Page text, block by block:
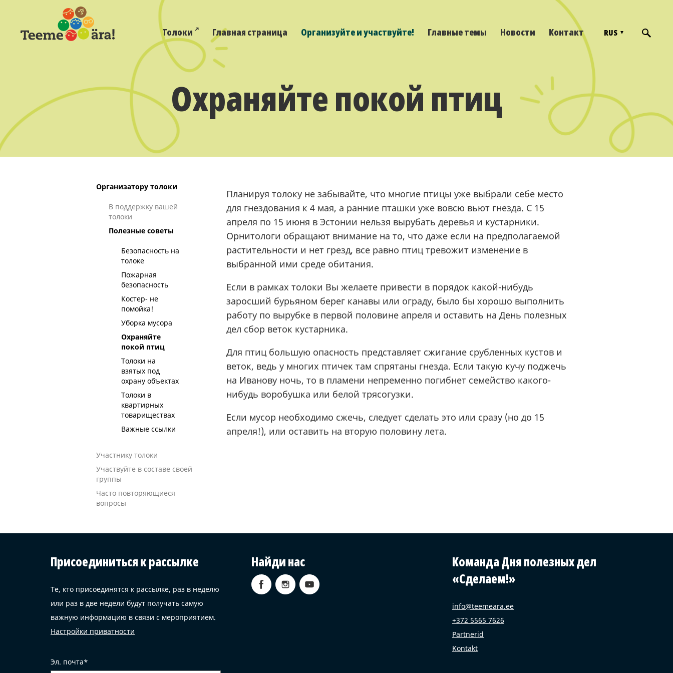
Толоки Главная страница Организуйте и участвуйте! Главные темы Новости Контакт RUS
Охраняйте покой птиц
Организатору толоки
В поддержку вашей
толоки
Полезные советы
Безопасность на
толоке
Пожарная
безопасность
Костер- не
помойка!
Уборка мусора
Охраняйте
покой птиц
Толоки на
взятых под
охрану объектах
Толоки в
квартирных
товариществах
Важные ссылки
Участнику толоки
Участвуйте в составе своей
группы
Часто повторяющиеся
вопросы
Планируя толоку не забывайте, что многие птицы уже выбрали себе место
для гнездования к 4 мая, а ранние пташки уже вовсю вьют гнезда. С 15
апреля по 15 июня в Эстонии нельзя вырубать деревья и кустарники.
Орнитологи обращают внимание на то, что даже если на предполагаемой
растительности и нет грезд, все равно птиц тревожит изменение в
выбранной ими среде обитания.
Если в рамках толоки Вы желаете привести в порядок какой-нибудь
заросший бурьяном берег канавы или ограду, было бы хорошо выполнить
работу по вырубке в первой половине апреля и оставить на День полезных
дел сбор веток кустарника.
Для птиц большую опасность представляет сжигание срубленных кустов и
веток, ведь у многих птичек там спрятаны гнезда. Если такую кучу поджечь
на Иванову ночь, то в пламени непременно погибнет семейство какого-
нибудь воробушка или белой трясогузки.
Если мусор необходимо сжечь, следует сделать это или сразу (но до 15
апреля!), или оставить на вторую половину лета.
Присоединиться к рассылке
Те, кто присоединятся к рассылке, раз в неделю
или раз в две недели будут получать самую
важную информацию в связи с мероприятием.
Настройки приватности
Эл. почта
Найди нас
Команда Дня полезных дел
«Сделаем!»
info@teemeara.ee
+372 5565 7626
Partnerid
Kontakt